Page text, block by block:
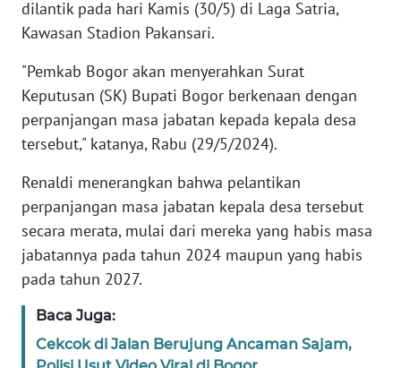
dilantik pada hari Kamis (30/5) di Laga Satria,
Kawasan Stadion Pakansari.
"Pemkab Bogor akan menyerahkan Surat
Keputusan (SK) Bupati Bogor berkenaan dengan
perpanjangan masa jabatan kepada kepala desa
tersebut," katanya, Rabu (29/5/2024).
Renaldi menerangkan bahwa pelantikan
perpanjangan masa jabatan kepala desa tersebut
secara merata, mulai dari mereka yang habis masa
jabatannya pada tahun 2024 maupun yang habis
pada tahun 2027.
Baca Juga:
Cekcok di Jalan Berujung Ancaman Sajam,
PEDOMAN
MEDIA
REDAKSI
KARIR
DISCLAIMER
Wahana
News
Regional
WN
SUMUT